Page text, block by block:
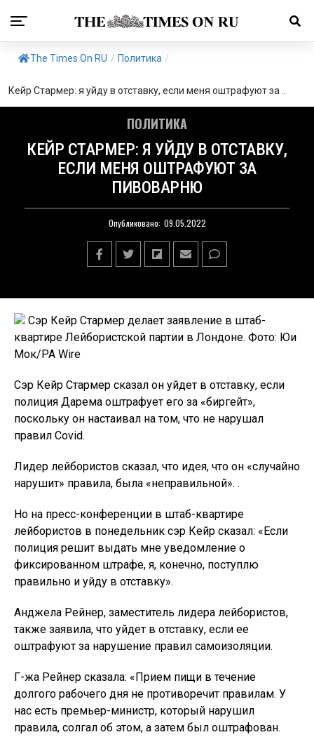
The Times On RU / Политика /
Кейр Стармер: я уйду в отставку, если меня оштрафуют за ..
ПОЛИТИКА
КЕЙР СТАРМЕР: Я УЙДУ В ОТСТАВКУ,
ЕСЛИ МЕНЯ ОШТРАФУЮТ ЗА
ПИВОВАРНЮ
Опубликовано: 09.05.2022
Сэр Кейр Стармер делает заявление в штаб-
квартире Лейбористской партии в Лондоне. Фото: Юи
Мок/PA Wire
Сэр Кейр Стармер сказал он уйдет в отставку, если
полиция Дарема оштрафует его за «биргейт»,
поскольку он настаивал на том, что не нарушал
правил Covid.
Лидер лейбористов сказал, что идея, что он «случайно
нарушит» правила, была «неправильной». .
Но на пресс-конференции в штаб-квартире
лейбористов в понедельник сэр Кейр сказал: «Если
полиция решит выдать мне уведомление о
фиксированном штрафе, я, конечно, поступлю
правильно и уйду в отставку».
Анджела Рейнер, заместитель лидера лейбористов,
также заявила, что уйдет в отставку, если ее
оштрафуют за нарушение правил самоизоляции.
Г-жа Рейнер сказала: «Прием пищи в течение
долгого рабочего дня не противоречит правилам. У
нас есть премьер-министр, который нарушил
правила, солгал об этом, а затем был оштрафован.